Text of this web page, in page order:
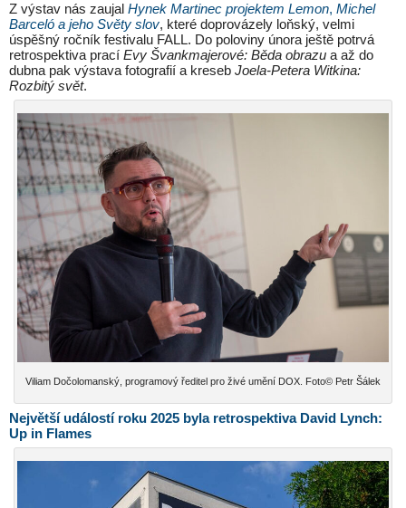
Z výstav nás zaujal Hynek Martinec projektem Lemon, Michel
Barceló a jeho Světy slov, které doprovázely loňský, velmi
úspěšný ročník festivalu FALL. Do poloviny února ještě potrvá
retrospektiva prací Evy Švankmajerové: Běda obrazu a až do
dubna pak výstava fotografií a kreseb Joela-Petera Witkina:
Rozbitý svět.
Viliam Dočolomanský, programový ředitel pro živé umění DOX. Foto© Petr Šálek
Největší událostí roku 2025 byla retrospektiva David Lynch:
Up in Flames